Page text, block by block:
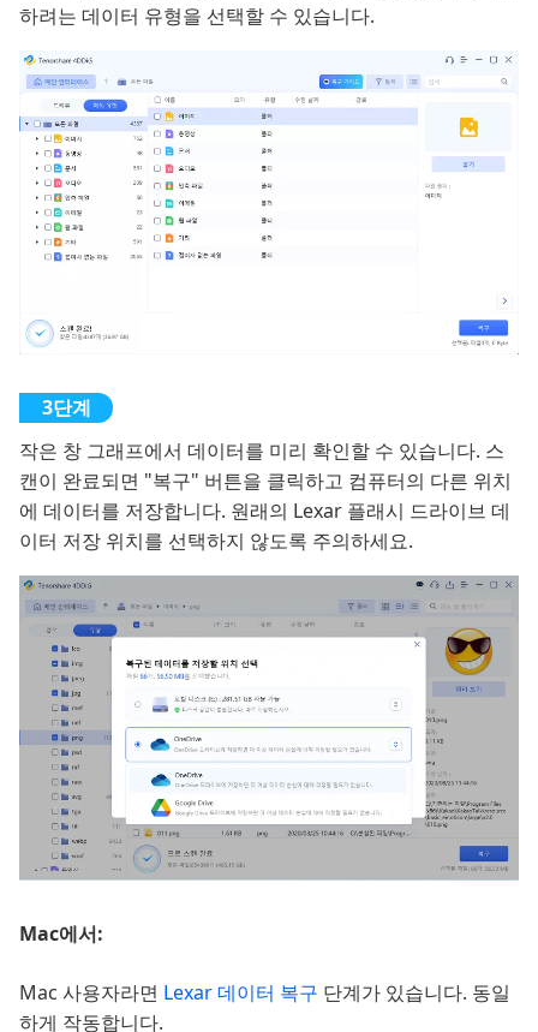
하려는 데이터 유형을 선택할 수 있습니다.
작은 창 그래프에서 데이터를 미리 확인할 수 있습니다. 스
캔이 완료되면 "복구" 버튼을 클릭하고 컴퓨터의 다른 위치
에 데이터를 저장합니다. 원래의 Lexar 플래시 드라이브 데
이터 저장 위치를 선택하지 않도록 주의하세요.
Mac에서:
Mac 사용자라면 Lexar 데이터 복구 단계가 있습니다. 동일
하게 작동합니다.